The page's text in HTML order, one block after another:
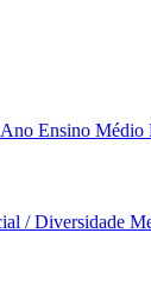
Ano Ensino Médio
/ Diversidade